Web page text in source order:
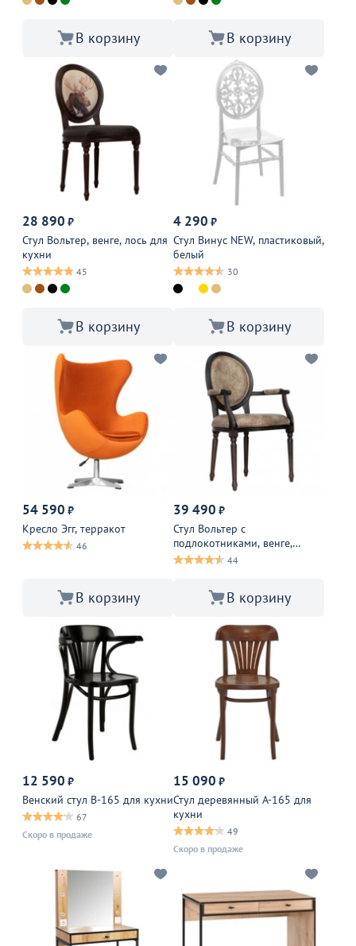
В корзину В корзину
28 890 ₽
Стул Вольтер, венге, лось для
кухни
45
В корзину
4 290 ₽
Стул Винус NEW, пластиковый,
белый
30
В корзину
54 590 ₽
Кресло Эгг, терракот
46
В корзину
39 490 ₽
Стул Вольтер с
подлокотниками, венге,
экокожа для кухни
44
В корзину
12 590 ₽
Венский стул B-165 для кухни
67
Скоро в продаже
15 090 ₽
Стул деревянный A-165 для
кухни
49
Скоро в продаже